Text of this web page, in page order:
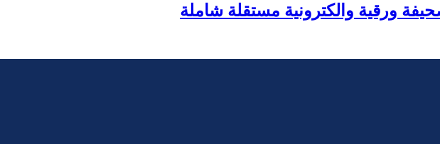
ورقية والكترونية مستقلة شاملة